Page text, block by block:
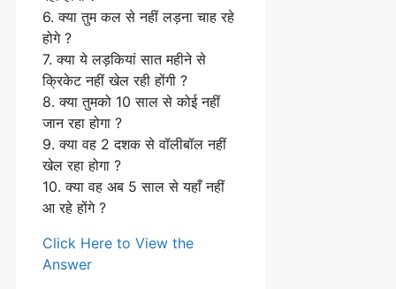
6. क्या तुम कल से नहीं लड़ना चाह रहे
होगे ?
7. क्या ये लड़कियां सात महीने से
क्रिकेट नहीं खेल रही होंगी ?
8. क्या तुमको 10 साल से कोई नहीं
जान रहा होगा ?
9. क्या वह 2 दशक से वॉलीबॉल नहीं
खेल रहा होगा ?
10. क्या वह अब 5 साल से यहाँ नहीं
आ रहे होंगे ?
Click Here to View the
Answer